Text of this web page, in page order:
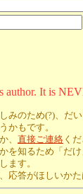
It is
みのため(?)、だい
かもです。
、 直接ご連絡 くだ
を知るため「だけ
ます。
応答がほしいか